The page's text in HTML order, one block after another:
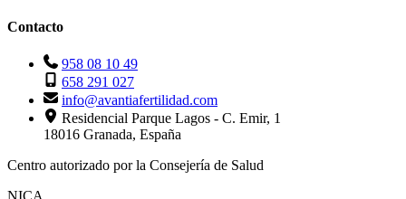
Contacto
958 08 10 49
658 291 027
info@avantiafertilidad.com
Residencial Parque Lagos - C. Emir, 1
18016 Granada, España
Centro autorizado por la Consejería de Salud